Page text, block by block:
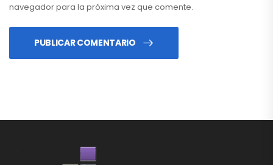
navegador para la próxima vez que comente.
PUBLICAR COMENTARIO